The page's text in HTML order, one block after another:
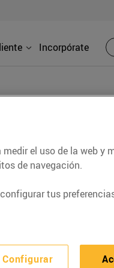
Incorpórate
Esclat a través de
el uso de la web y
de navegación.
tus
Configurar